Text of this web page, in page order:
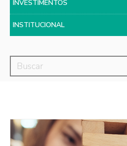
INVESTIMENTOS
INSTITUCIONAL